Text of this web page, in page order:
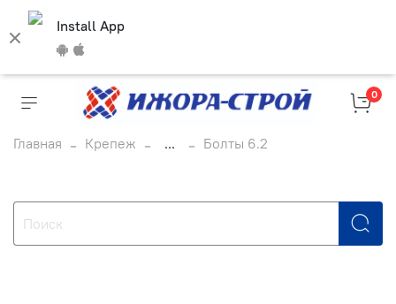
Install App
0
Главная Крепеж ... Болты 6.2